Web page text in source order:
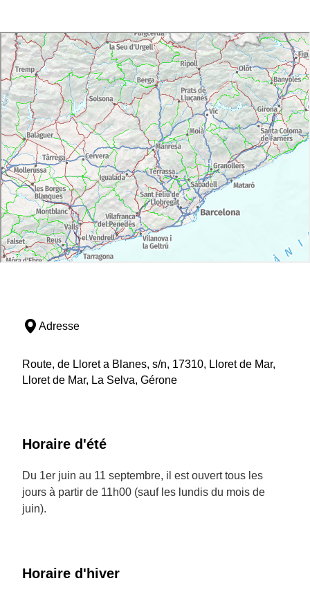
Adresse
Route, de Lloret a Blanes, s/n, 17310, Lloret de Mar,
Lloret de Mar, La Selva, Gérone
Horaire d'été
Du 1er juin au 11 septembre, il est ouvert tous les
jours à partir de 11h00 (sauf les lundis du mois de
juin).
Horaire d'hiver